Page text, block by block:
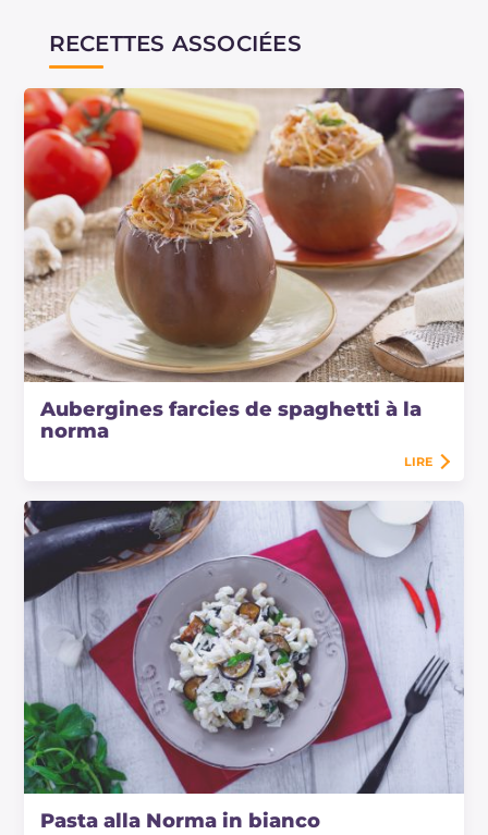
RECETTES ASSOCIÉES
Aubergines farcies de spaghetti à la
norma
LIRE
Pasta alla Norma in bianco